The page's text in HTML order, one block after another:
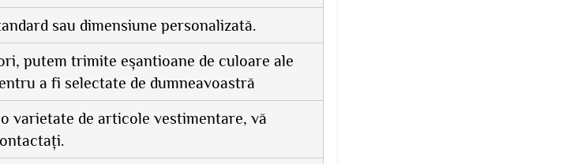
sau dimensiune personalizată.
putem trimite eșantioane de culoare ale
a fi selectate de dumneavoastră
varietate de articole vestimentare, vă